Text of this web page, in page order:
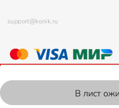
В лист
support@konik.ru